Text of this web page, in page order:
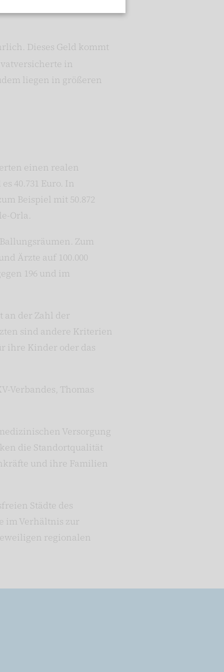
Dieses Geld kommt
in
liegen in größeren
einen realen
40.731 Euro. In
Beispiel mit 50.872
Orla.
Zum
Ärzte auf 100.000
196 und im
an der Zahl der
sind andere Kriterien
ihre Kinder oder das
Verbandes, Thomas
Versorgung
die Standortqualität
und ihre Familien
Städte des
im Verhältnis zur
regionalen